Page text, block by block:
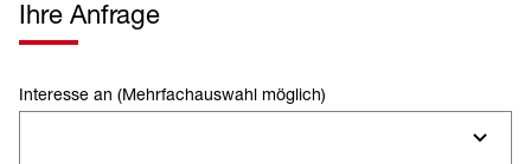
Ihre Anfrage
Interesse an (Mehrfachauswahl möglich)